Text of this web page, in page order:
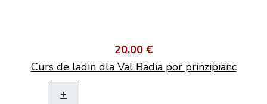
20,00 €
Curs de ladin dla Val Badia por prinzipianc
+